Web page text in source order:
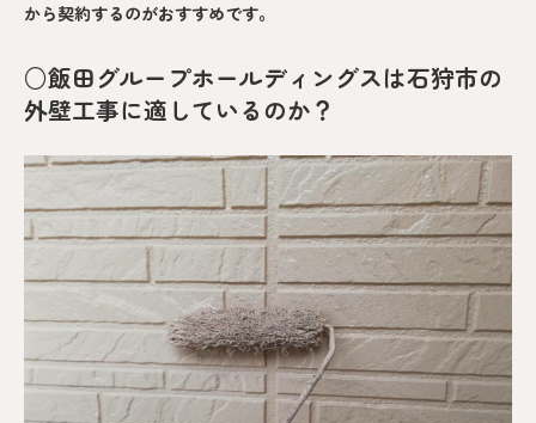
から契約するのがおすすめです。
○飯田グループホールディングスは石狩市の
外壁工事に適しているのか？